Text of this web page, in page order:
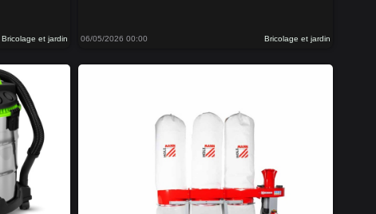
Bricolage et jardin 06/05/2026 00:00 Bricolage et jardin